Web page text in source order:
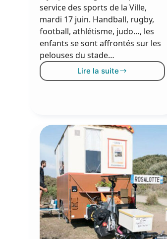
service des sports de la Ville,
mardi 17 juin. Handball, rugby,
football, athlétisme, judo…, les
enfants se sont affrontés sur les
pelouses du stade…
Lire la suiteMèz’olympiade